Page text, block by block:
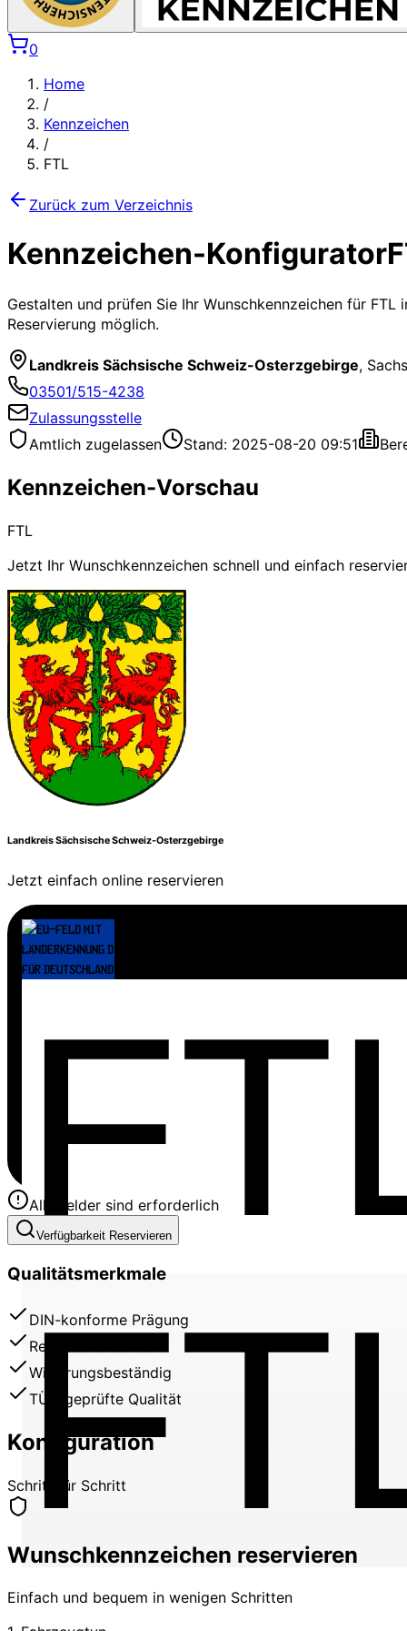
0
Home
/
Kennzeichen
/
FTL
Zurück zum Verzeichnis
Kennzeichen-Konfigurator
Gestalten und prüfen Sie Ihr Wunschkennzeichen für FTL
Reservierung möglich.
Landkreis Sächsische Schweiz-Osterzgebirge,
03501/515-4238
Zulassungsstelle
Amtlich zugelassen
Stand: 2025-08-20 09:51
Kennzeichen-Vorschau
FTL
Jetzt Ihr Wunschkennzeichen schnell und einfach
Landkreis Sächsische Schweiz-Osterzgebirge
Jetzt einfach online reservieren
Alle Felder sind erforderlich
Verfügbarkeit Reservieren
Qualitätsmerkmale
DIN-konforme Prägung
Reflektierende Folie
Witterungsbeständig
TÜV-geprüfte Qualität
Konfiguration
Schritt für Schritt
Wunschkennzeichen reservieren
Einfach und bequem in wenigen Schritten